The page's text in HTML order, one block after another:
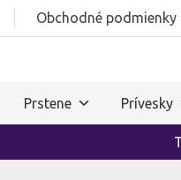
Obchodné podmienky
Prstene Prívesky